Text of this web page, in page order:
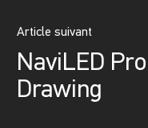
Article suivant
NaviLED
Drawing